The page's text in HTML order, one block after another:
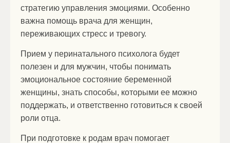
стратегию управления эмоциями. Особенно
важна помощь врача для женщин,
переживающих стресс и тревогу.
Прием у перинатального психолога будет
полезен и для мужчин, чтобы понимать
эмоциональное состояние беременной
женщины, знать способы, которыми ее можно
поддержать, и ответственно готовиться к своей
роли отца.
При подготовке к родам врач помогает